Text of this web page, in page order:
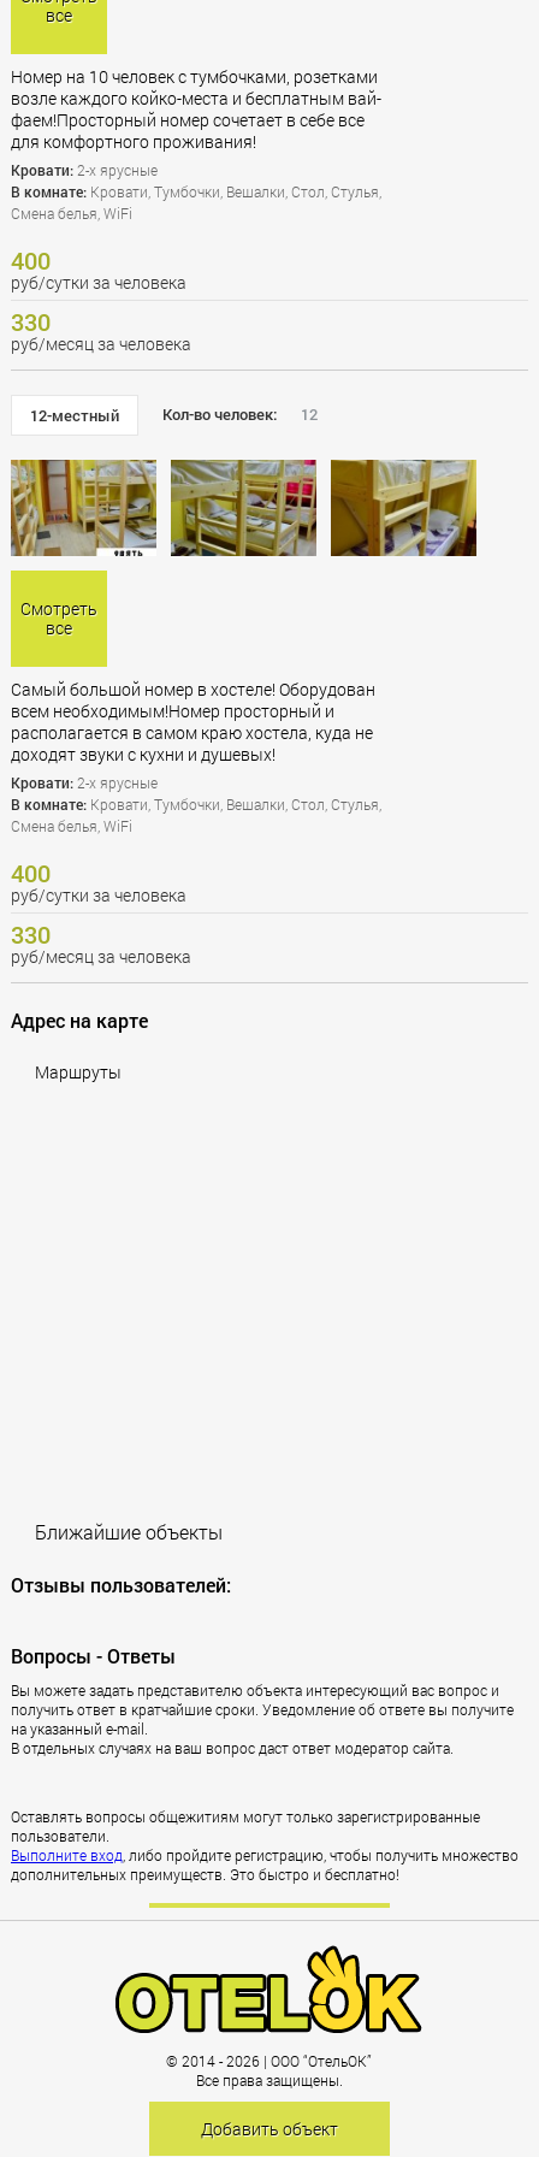
все
Номер на 10 человек с тумбочками, розетками
возле каждого койко-места и бесплатным вай-
фаем!Просторный номер сочетает в себе все
для комфортного проживания!
Кровати:2-х ярусные
В комнате:Кровати, Тумбочки, Вешалки, Стол, Стулья,
Смена белья, WiFi
400
руб/сутки за человека
330
руб/месяц за человека
12-местный Кол-во человек: 12
Смотреть
все
Самый большой номер в хостеле! Оборудован
всем необходимым!Номер просторный и
располагается в самом краю хостела, куда не
доходят звуки с кухни и душевых!
Кровати:2-х ярусные
В комнате:Кровати, Тумбочки, Вешалки, Стол, Стулья,
Смена белья, WiFi
400
руб/сутки за человека
330
руб/месяц за человека
Адрес на карте
Маршруты
Ближайшие объекты
Отзывы пользователей:
Вопросы - Ответы
Вы можете задать представителю объекта интересующий вас вопрос и
получить ответ в кратчайшие сроки. Уведомление об ответе вы получите
на указанный e-mail.
В отдельных случаях на ваш вопрос даст ответ модератор сайта.
Оставлять вопросы общежитиям могут только зарегистрированные
пользователи.
Выполните вход, либо пройдите регистрацию, чтобы получить множество
дополнительных преимуществ. Это быстро и бесплатно!
© 2014 - 2026 | ООО “ОтельОК”
Все права защищены.
Добавить объект